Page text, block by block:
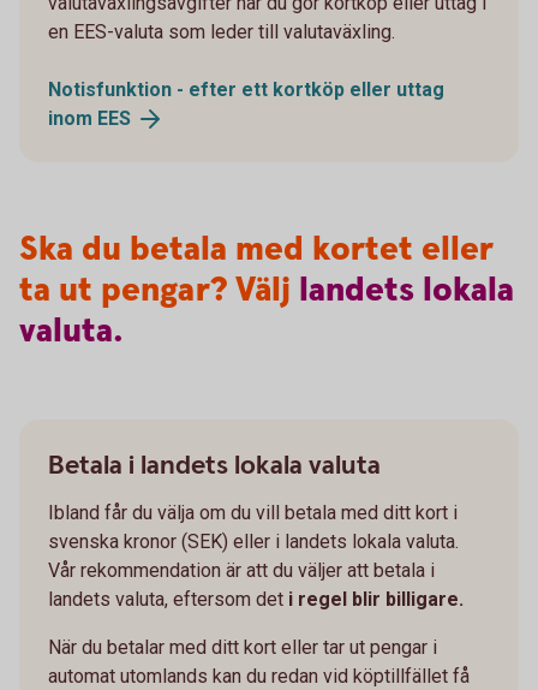
en EES-valuta som leder till valutaväxling.
Notisfunktion - efter ett kortköp eller uttag
inom EES
Ska du betala med kortet eller
ta ut pengar? Välj landets lokala
valuta.
Betala i landets lokala valuta
Ibland får du välja om du vill betala med ditt kort i
svenska kronor (SEK) eller i landets lokala valuta.
Vår rekommendation är att du väljer att betala i
landets valuta, eftersom det i regel blir billigare.
När du betalar med ditt kort eller tar ut pengar i
automat utomlands kan du redan vid köptillfället få